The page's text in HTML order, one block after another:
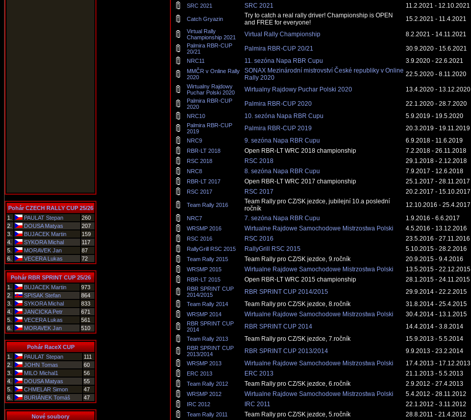
Pohár CZECH RALLY CUP 25/26
1.
PAULAT Stepan
260
2.
DOUSA Matyas
207
3.
BUJACEK Martin
159
4.
SYKORA Michal
117
5.
MORAVEK Jan
87
6.
VECERA Lukas 72
Pohár RBR SPRINT CUP 25/26
1.
BUJACEK Martin
973
2.
SPISAK Stefan
864
3.
SYKORA Michal
833
4.
JANCICKA Petr
671
5.
VECERA Lukas
561
6.
MORAVEK Jan 510
Pohár RaceX CUP
1.
PAULAT Stepan
111
2.
JOHN Tomas
60
3.
MILO Michal1
56
4.
DOUSA Matyas
55
5.
CHMELAR Simon
47
6.
BURIÁNEK Tomáš 47
Nové soubory
SRC 2021 SRC 2021 11.2.2021 - 12.10.2021
Catch Gryazin
Try to catch a real rally driver! Championship is OPEN
and FREE for everyone!
15.2.2021 - 11.4.2021
Virtual Rally
Championship 2021
Virtual Rally Championship 8.2.2021 - 14.11.2021
Palmira RBR-CUP
20/21
Palmira RBR-CUP 20/21 30.9.2020 - 15.6.2021
NRC11 11. sezóna Napa RBR Cupu 3.9.2020 - 22.6.2021
MMČR v Online Rally
2020
SONAX Mezinárodní mistrovství České republiky v Online
Rally 2020
22.5.2020 - 8.11.2020
Wirtualny Rajdowy
Puchar Polski 2020
Wirtualny Rajdowy Puchar Polski 2020 13.4.2020 - 13.12.2020
Palmira RBR-CUP
2020
Palmira RBR-CUP 2020 22.1.2020 - 28.7.2020
NRC10 10. sezóna Napa RBR Cupu 5.9.2019 - 19.5.2020
Palmira RBR-CUP
2019
Palmira RBR-CUP 2019 20.3.2019 - 19.11.2019
NRC9 9. sezóna Napa RBR Cupu 6.9.2018 - 11.6.2019
RBR-LT 2018 Open RBR-LT WRC 2018 championship 7.2.2018 - 26.11.2018
RSC 2018 RSC 2018 29.1.2018 - 2.12.2018
NRC8 8. sezóna Napa RBR Cupu 7.9.2017 - 12.6.2018
RBR-LT 2017 Open RBR-LT WRC 2017 championship 25.1.2017 - 28.11.2017
RSC 2017 RSC 2017 20.2.2017 - 15.10.2017
Team Rally 2016
Team Rally pro CZ/SK jezdce, jubilejní 10.a poslední
ročník
12.10.2016 - 25.4.2017
NRC7 7. sezóna Napa RBR Cupu 1.9.2016 - 6.6.2017
WRSMP 2016 Wirtualne Rajdowe Samochodowe Mistrzostwa Polski 4.5.2016 - 13.12.2016
RSC 2016 RSC 2016 23.5.2016 - 27.11.2016
RallyGrill RSC 2015 RallyGrill RSC 2015 5.10.2015 - 28.2.2016
Team Rally 2015 Team Rally pro CZ/SK jezdce, 9.ročník 20.9.2015 - 9.4.2016
WRSMP 2015 Wirtualne Rajdowe Samochodowe Mistrzostwa Polski 13.5.2015 - 22.12.2015
RBR-LT 2015 Open RBR-LT WRC 2015 championship 28.1.2015 - 24.11.2015
RBR SPRINT CUP
2014/2015
RBR SPRINT CUP 2014/2015 29.9.2014 - 22.2.2015
Team Rally 2014 Team Rally pro CZ/SK jezdce, 8.ročník 31.8.2014 - 25.4.2015
WRSMP 2014 Wirtualne Rajdowe Samochodowe Mistrzostwa Polski 30.4.2014 - 13.1.2015
RBR SPRINT CUP
2014
RBR SPRINT CUP 2014 14.4.2014 - 3.8.2014
Team Rally 2013 Team Rally pro CZ/SK jezdce, 7.ročník 15.9.2013 - 5.5.2014
RBR SPRINT CUP
2013/2014
RBR SPRINT CUP 2013/2014 9.9.2013 - 23.2.2014
WRSMP 2013 Wirtualne Rajdowe Samochodowe Mistrzostwa Polski 17.4.2013 - 17.12.2013
ERC 2013 ERC 2013 21.1.2013 - 5.5.2013
Team Rally 2012 Team Rally pro CZ/SK jezdce, 6.ročník 2.9.2012 - 27.4.2013
WRSMP 2012 Wirtualne Rajdowe Samochodowe Mistrzostwa Polski 5.4.2012 - 28.11.2012
IRC 2012 IRC 2011 22.1.2012 - 3.11.2012
Team Rally 2011 Team Rally pro CZ/SK jezdce, 5.ročník 28.8.2011 - 21.4.2012